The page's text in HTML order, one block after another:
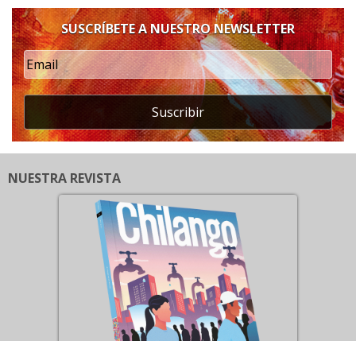
SUSCRÍBETE A NUESTRO NEWSLETTER
Suscribir
NUESTRA REVISTA